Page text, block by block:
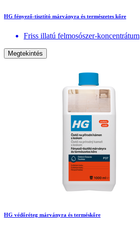
HG fényező-tisztító márványra és természetes kőre
Friss illatú felmosószer-koncentrátum
Megtekintés
HG védőréteg márványra és terméskőre